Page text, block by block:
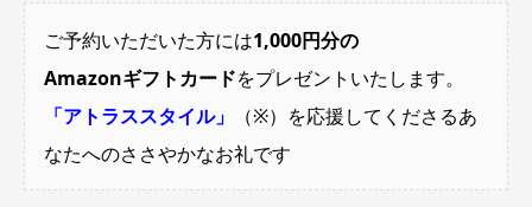
ご予約いただいた方には1,000円分の
Amazonギフトカードをプレゼントいたします。
「アトラススタイル」
（※）を応援してくださるあ
なたへのささやかなお礼です